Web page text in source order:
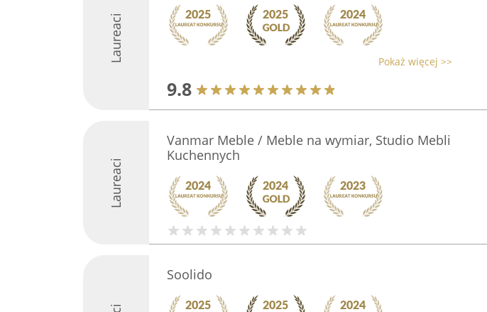
Laureaci Pokaż więcej >>
9.8
Laureaci
Vanmar Meble / Meble na wymiar, Studio Mebli
Kuchennych
Soolido